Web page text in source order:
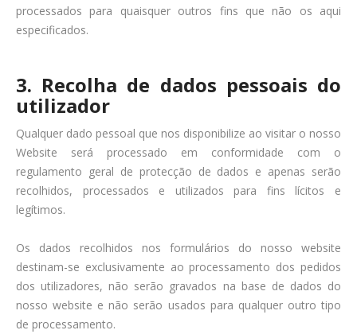
processados para quaisquer outros fins que não os aqui
especificados.
3. Recolha de dados pessoais do
utilizador
Qualquer dado pessoal que nos disponibilize ao visitar o nosso
Website será processado em conformidade com o
regulamento geral de protecção de dados e apenas serão
recolhidos, processados e utilizados para fins lícitos e
legítimos.
Os dados recolhidos nos formulários do nosso website
destinam-se exclusivamente ao processamento dos pedidos
dos utilizadores, não serão gravados na base de dados do
nosso website e não serão usados para qualquer outro tipo
de processamento.